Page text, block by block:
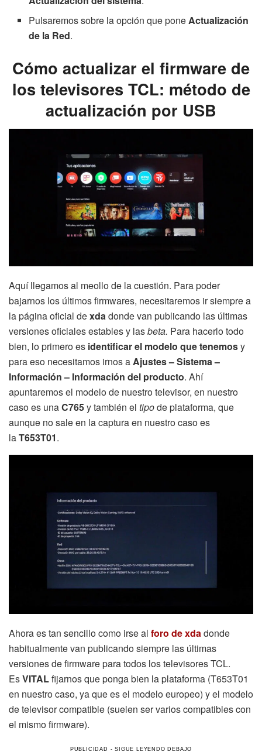
Pulsaremos sobre la opción que poneActualización
de la Red.
Cómo actualizar el firmware de
los televisores TCL: método de
actualización por USB
Aquí llegamos al meollo de la cuestión. Para poder
bajarnos los últimos firmwares, necesitaremos ir siempre a
la página oficial dexdadonde van publicando las últimas
versiones oficiales estables y lasbeta. Para hacerlo todo
bien, lo primero es identificar el modelo que tenemosy
para eso necesitamos irnos aAjustes – Sistema –
Información – Información del producto. Ahí
apuntaremos el modelo de nuestro televisor, en nuestro
caso es unaC765y también el tipode plataforma, que
aunque no sale en la captura en nuestro caso es
laT653T01.
Ahora es tan sencillo como irse al foro de xda donde
habitualmente van publicando siempre las últimas
versiones de firmware para todos los televisores TCL.
EsVITALfijarnos que ponga bien la plataforma (T653T01
en nuestro caso, ya que es el modelo europeo) y el modelo
de televisor compatible (suelen ser varios compatibles con
el mismo firmware).